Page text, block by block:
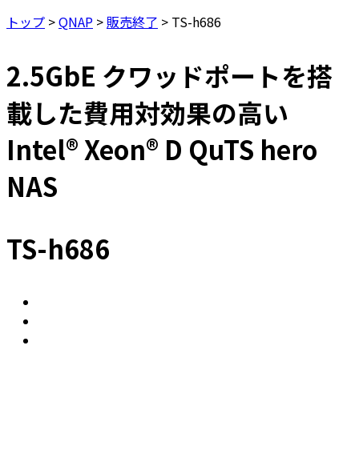
トップ >QNAP >販売終了 > TS-h686
2.5GbE クワッドポートを搭
載した費用対効果の高い
Intel® Xeon® D QuTS hero
NAS
TS-h686